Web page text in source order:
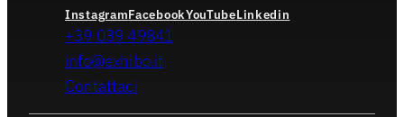
InstagramFacebookYouTubeLinkedin
+39 039 49841
info@exhibo.it
Contattaci